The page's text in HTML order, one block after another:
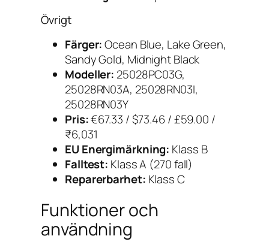
Övrigt
Färger:Ocean Blue, Lake Green,
Sandy Gold, Midnight Black
Modeller: 25028PC03G,
25028RN03A, 25028RN03I,
25028RN03Y
Pris:€67.33 / $73.46 / £59.00 /
₹6,031
EU Energimärkning: Klass B
Falltest: Klass A (270 fall)
Reparerbarhet: Klass C
Funktioner och
användning